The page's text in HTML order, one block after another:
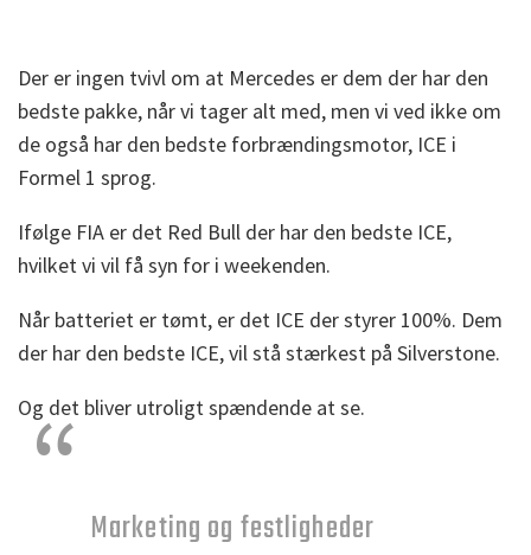
Der er ingen tvivl om at Mercedes er dem der har den
bedste pakke, når vi tager alt med, men vi ved ikke om
de også har den bedste forbrændingsmotor, ICE i
Formel 1 sprog.
Ifølge FIA er det Red Bull der har den bedste ICE,
hvilket vi vil få syn for i weekenden.
Når batteriet er tømt, er det ICE der styrer 100%. Dem
der har den bedste ICE, vil stå stærkest på Silverstone.
Og det bliver utroligt spændende at se.
Marketing og festligheder